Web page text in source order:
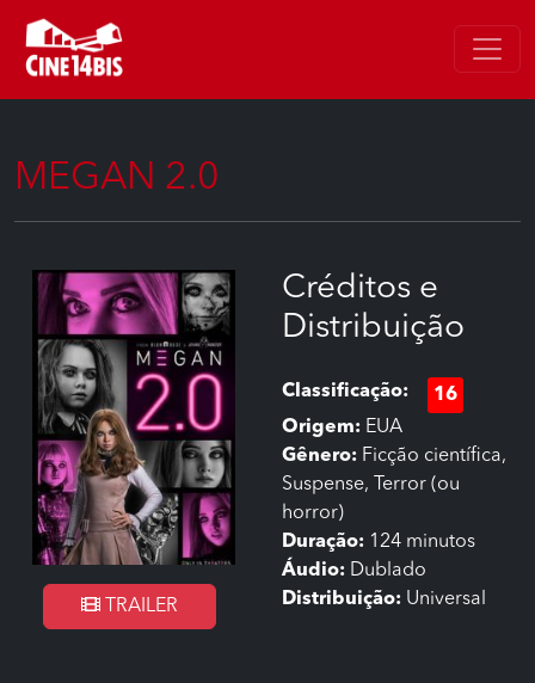
MEGAN 2.0
TRAILER
Créditos e
Distribuição
Classificação:
16
Origem: EUA
Gênero: Ficção científica,
Suspense, Terror (ou
horror)
Duração: 124 minutos
Áudio: Dublado
Distribuição: Universal